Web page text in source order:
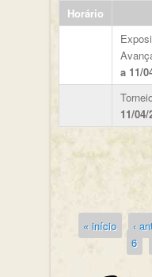
Horário
a 11/
11/04/
Páginas
« início ‹
6